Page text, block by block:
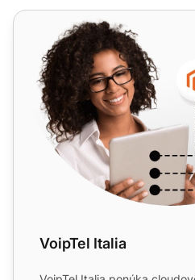
VoipTel Italia
VoipTel Italia